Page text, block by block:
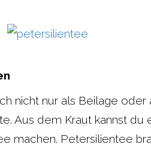
nicht nur als Beilage oder
Aus dem Kraut kannst du
machen. Petersilientee